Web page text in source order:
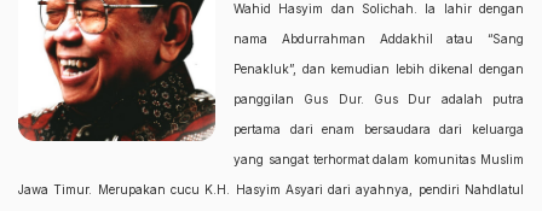
Wahid Hasyim dan Solichah. Ia lahir dengan
nama Abdurrahman Addakhil atau “Sang
Penakluk”, dan kemudian lebih dikenal dengan
panggilan Gus Dur. Gus Dur adalah putra
pertama dari enam bersaudara dari keluarga
yang sangat terhormat dalam komunitas Muslim
Jawa Timur. Merupakan cucu K.H. Hasyim Asyari dari ayahnya, pendiri Nahdlatul